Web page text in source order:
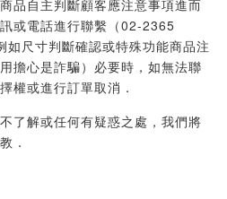
品自主判斷顧客應注意事項進而
或電話進行聯繫（02-2365
尺寸判斷確認或特殊功能商品注
擔心是詐騙）必要時，如無法聯
權或進行訂單取消．
了解或任何有疑惑之處，我們將
．